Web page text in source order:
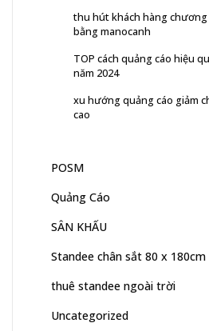
thu hút khách hàng
bằng manocanh
TOP cách quảng cáo hiệu
năm 2024
xu hướng quảng cáo giảm
cao
POSM
Quảng Cáo
SÂN KHẤU
Standee chân sắt 80 x 180cm
thuê standee ngoài trời
Uncategorized